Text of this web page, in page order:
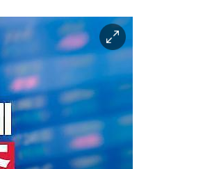
이
미
지
대